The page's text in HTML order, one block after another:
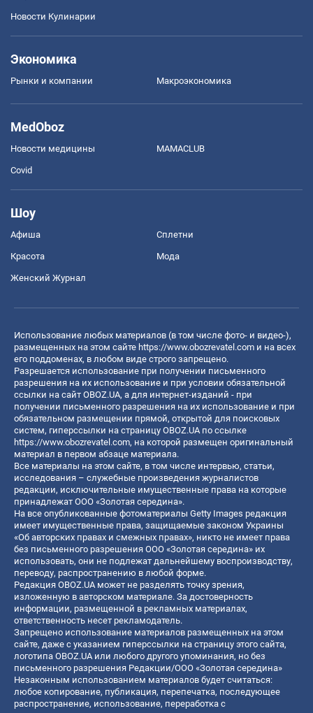
Новости Кулинарии
Экономика
Рынки и компании Mакроэкономика
MedOboz
Новости медицины MAMACLUB
Covid
Шоу
Афиша Сплетни
Красота Мода
Женский Журнал
Использование любых материалов (в том числе фото- и видео-),
размещенных на этом сайте https://www.obozrevatel.com и на всех
его поддоменах, в любом виде строго запрещено.
Разрешается использование при получении письменного
разрешения на их использование и при условии обязательной
ссылки на сайт OBOZ.UA, а для интернет-изданий - при
получении письменного разрешения на их использование и при
обязательном размещении прямой, открытой для поисковых
систем, гиперссылки на страницу OBOZ.UA по ссылке
https://www.obozrevatel.com, на которой размещен оригинальный
материал в первом абзаце материала.
Все материалы на этом сайте, в том числе интервью, статьи,
исследования – служебные произведения журналистов
редакции, исключительные имущественные права на которые
принадлежат ООО «Золотая середина».
На все опубликованные фотоматериалы Getty Images редакция
имеет имущественные права, защищаемые законом Украины
«Об авторских правах и смежных правах», никто не имеет права
без письменного разрешения ООО «Золотая середина» их
использовать, они не подлежат дальнейшему воспроизводству,
переводу, распространению в любой форме.
Редакция OBOZ.UA может не разделять точку зрения,
изложенную в авторском материале. За достоверность
информации, размещенной в рекламных материалах,
ответственность несет рекламодатель.
Запрещено использование материалов размещенных на этом
сайте, даже с указанием гиперссылки на страницу этого сайта,
логотипа OBOZ.UA или любого другого упоминания, но без
письменного разрешения Редакции/ООО «Золотая середина»
Незаконным использованием материалов будет считаться:
любое копирование, публикация, перепечатка, последующее
распространение, использование, переработка с